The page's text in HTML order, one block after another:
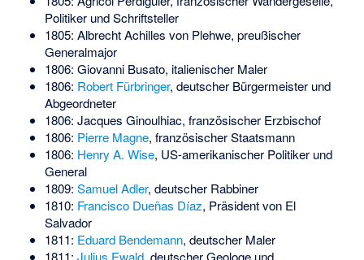
Politiker und Schriftsteller
1805: Albrecht Achilles von Plehwe, preußischer
Generalmajor
1806: Giovanni Busato, italienischer Maler
1806: Robert Fürbringer, deutscher Bürgermeister und
Abgeordneter
1806: Jacques Ginoulhiac, französischer Erzbischof
1806: Pierre Magne, französischer Staatsmann
1806: Henry A. Wise, US-amerikanischer Politiker und
General
1809: Samuel Adler, deutscher Rabbiner
1810: Francisco Dueñas Díaz, Präsident von El
Salvador
1811: Eduard Bendemann, deutscher Maler
1811: Julius Ewald, deutscher Geologe und